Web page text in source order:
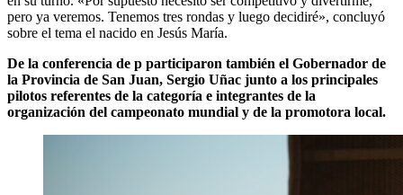
pero ya veremos. Tenemos tres rondas y luego decidiré», concluyó
sobre el tema el nacido en Jesús María.
De la conferencia de p participaron también el Gobernador de
la Provincia de San Juan, Sergio Uñac junto a los principales
pilotos referentes de la categoría e integrantes de la
organización del campeonato mundial y de la promotora local.